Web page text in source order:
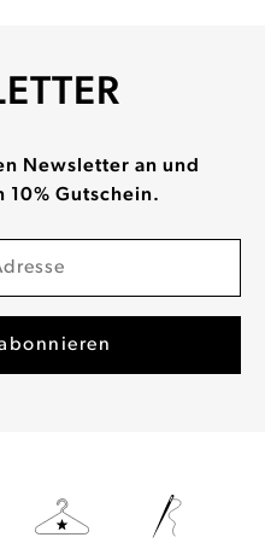
Newsletter an und
10% Gutschein.